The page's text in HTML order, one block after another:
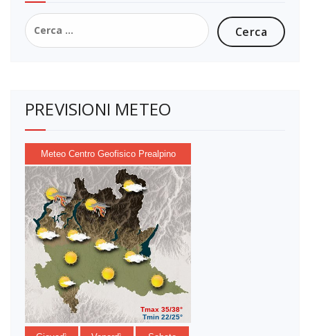
Ricerca
per:
PREVISIONI METEO